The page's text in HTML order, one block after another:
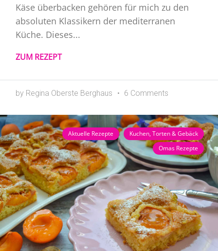
Käse überbacken gehören für mich zu den
absoluten Klassikern der mediterranen
Küche. Dieses...
ZUM REZEPT
by Regina Oberste Berghaus 6 Comments
Aktuelle Rezepte
Kuchen, Torten & Gebäck
Omas Rezepte